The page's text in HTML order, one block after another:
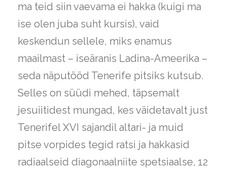
ma teid siin vaevama ei hakka (kuigi ma
ise olen juba suht kursis), vaid
keskendun sellele, miks enamus
maailmast – iseäranis Ladina-Ameerika –
seda näputööd Tenerife pitsiks kutsub.
Selles on süüdi mehed, täpsemalt
jesuiitidest mungad, kes väidetavalt just
Tenerifel XVI sajandil altari- ja muid
pitse vorpides tegid ratsi ja hakkasid
radiaalseid diagonaalniite spetsiaalse, 12